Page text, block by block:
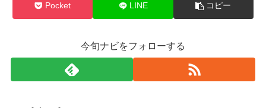
Pocket LINE コピー
今旬ナビをフォローする